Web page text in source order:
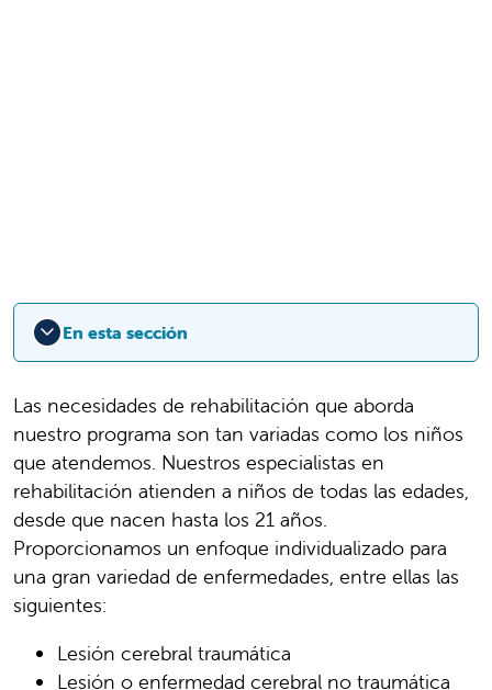
En esta sección
Las necesidades de rehabilitación que aborda
nuestro programa son tan variadas como los niños
que atendemos. Nuestros especialistas en
rehabilitación atienden a niños de todas las edades,
desde que nacen hasta los 21 años.
Proporcionamos un enfoque individualizado para
una gran variedad de enfermedades, entre ellas las
siguientes:
Lesión cerebral traumática
Lesión o enfermedad cerebral no traumática